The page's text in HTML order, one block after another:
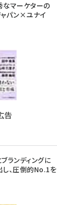
なマーケターの
ャパン×ユナイ
告
ランディングに
し、圧倒的No.1を